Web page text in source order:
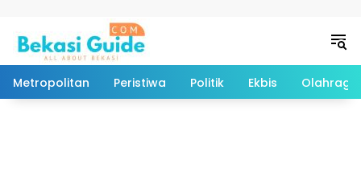
Metropolitan Peristiwa Politik Ekbis Olahraga